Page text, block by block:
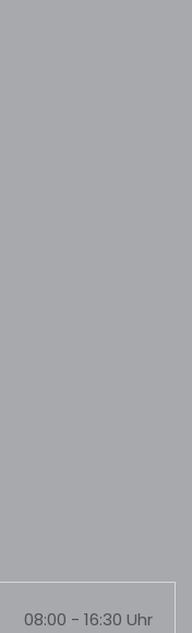
08:00 - 16:30 Uhr